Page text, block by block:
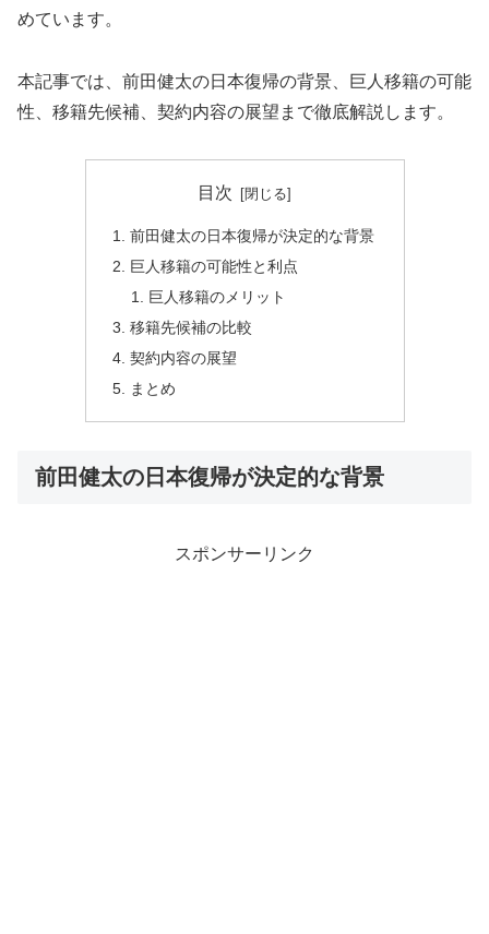
めています。
本記事では、前田健太の日本復帰の背景、巨人移籍の可能
性、移籍先候補、契約内容の展望まで徹底解説します。
目次
前田健太の日本復帰が決定的な背景
巨人移籍の可能性と利点
巨人移籍のメリット
移籍先候補の比較
契約内容の展望
まとめ
前田健太の日本復帰が決定的な背景
スポンサーリンク